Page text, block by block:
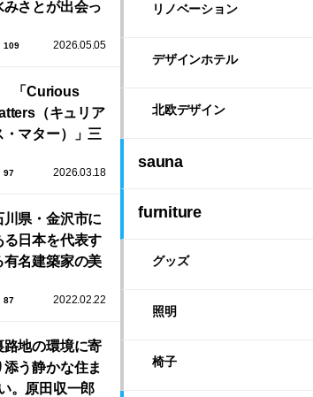
みさとが出会っ
き方
109 2026.05.05
「Curious
（キュリア
・マター）」三
ィック・キュリ
。ミラノデザイ
ウィーク2026で
初出展
97 2026.03.18
川県・金沢市に
る日本を代表す
有名建築家の美
87 2022.02.22
路地の環境に寄
添う静かな住ま
。原田収一郎
リノベーション
デザインホテル
北欧デザイン
sauna
furniture
グッズ
照明
椅子